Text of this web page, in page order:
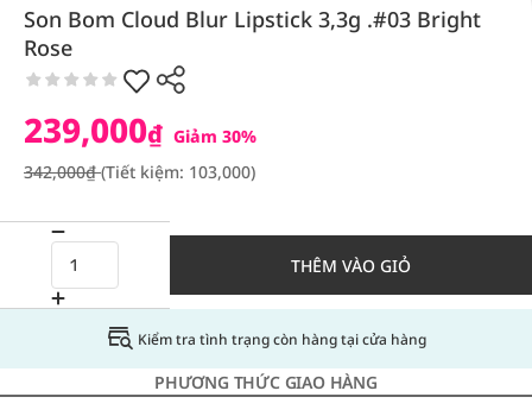
Son Bom Cloud Blur Lipstick 3,3g .#03 Bright
Rose
239,000₫ Giảm 30%
342,000₫(Tiết kiệm: 103,000)
THÊM VÀO GIỎ
Kiểm tra tình trạng còn hàng tại cửa hàng
PHƯƠNG THỨC GIAO HÀNG